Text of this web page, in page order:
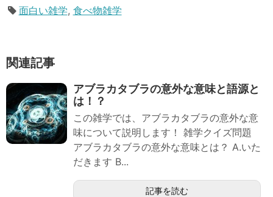
面白い雑学, 食べ物雑学
関連記事
アブラカタブラの意外な意味と語源と
は！？
この雑学では、アブラカタブラの意外な意
味について説明します！ 雑学クイズ問題
アブラカタブラの意外な意味とは？ A.いた
だきます B...
記事を読む